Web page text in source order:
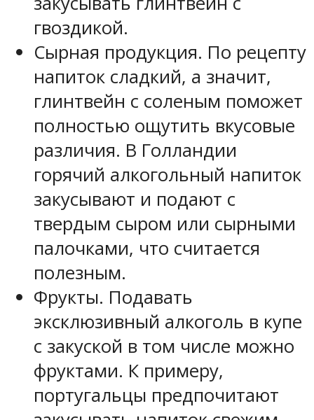
гвоздикой.
Сырная продукция. По рецепту
напиток сладкий, а значит,
глинтвейн с соленым поможет
полностью ощутить вкусовые
различия. В Голландии
горячий алкогольный напиток
закусывают и подают с
твердым сыром или сырными
палочками, что считается
полезным.
Фрукты. Подавать
эксклюзивный алкоголь в купе
с закуской в том числе можно
фруктами. К примеру,
португальцы предпочитают